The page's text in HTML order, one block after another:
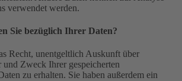
verwendet werden.
Sie bezüglich Ihrer Daten?
Recht, unentgeltlich Auskunft über
Zweck Ihrer gespeicherten
zu erhalten. Sie haben außerdem ein